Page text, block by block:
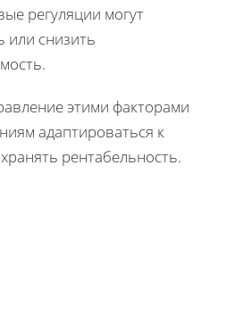
регуляции могут
или снизить
этими факторами
адаптироваться к
рентабельность.